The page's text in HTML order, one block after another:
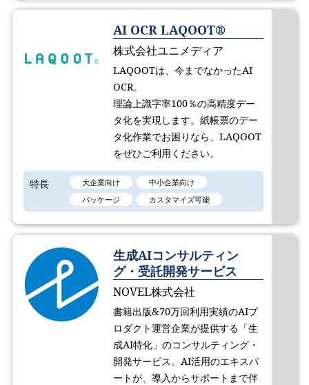
AI OCR LAQOOT®
株式会社ユニメディア
LAQOOTは、今までなかったAI
OCR。
理論上識字率100％の高精度デー
タ化を実現します。紙帳票のデー
タ化作業でお困りなら、LAQOOT
をぜひご利用ください。
特長 大企業向け
中小企業向け
パッケージ
カスタマイズ可能
生成AIコンサルティン
グ・受託開発サービス
NOVEL株式会社
書籍出版&70万回利用実績のAIプ
ロダクト運営企業が提供する「生
成AI特化」のコンサルティング・
開発サービス。AI活用のエキスパ
ートが、導入からサポートまで伴